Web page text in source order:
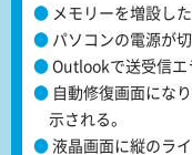
メモリーを増設した
パソコンの電源が
Outlookで送受信エ
自動修復画面にな
示される。
液晶画面に縦のラ